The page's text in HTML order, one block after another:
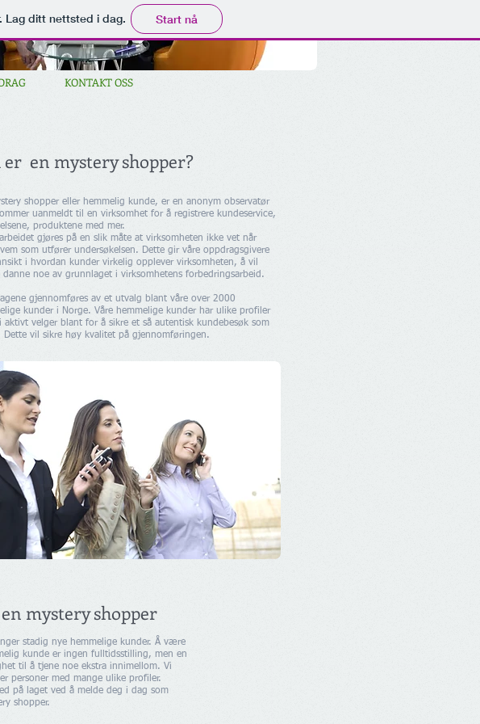
Lag ditt nettsted i dag. Start nå
KONTAKT OSS
er en mystery shopper?
shopper eller hemmelig kunde, er en anonym observatør
uanmeldt til en virksomhet for å registrere kundeservice,
produktene med mer.
gjøres på en slik måte at virksomheten ikke vet når
som utfører undersøkelsen. Dette gir våre oppdragsgivere
i hvordan kunder virkelig opplever virksomheten, å vil
danne noe av grunnlaget i virksomhetens forbedringsarbeid.
gjennomføres av et utvalg blant våre over 2000
kunder i Norge. Våre hemmelige kunder har ulike profiler
aktivt velger blant for å sikre et så autentisk kundebesøk som
Dette vil sikre høy kvalitet på gjennomføringen.
mystery shopper
stadig nye hemmelige kunder. Å være
kunde er ingen fulltidsstilling, men en
til å tjene noe ekstra innimellom. Vi
personer med mange ulike profiler.
på laget ved å melde deg i dag som
shopper.